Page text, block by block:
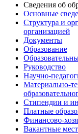
Сведения об
Основные
Структура и
организацией
Документы
Образование
Руководство
Научно-
Материально-
Стипендии и
Платные
Финансово-
Вакантные